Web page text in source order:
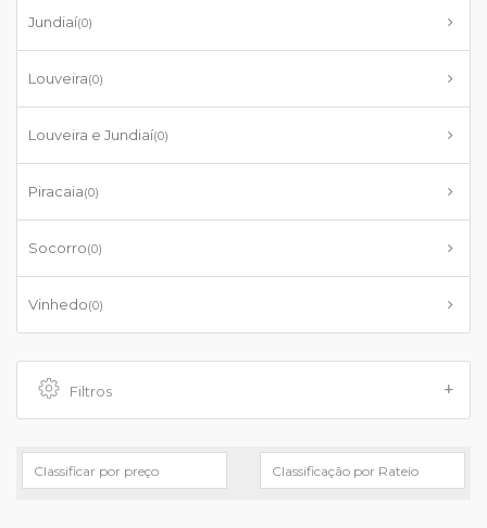
Jundiaí(0)
Louveira(0)
Louveira e Jundiaí(0)
Piracaia(0)
Socorro(0)
Vinhedo(0)
Filtros